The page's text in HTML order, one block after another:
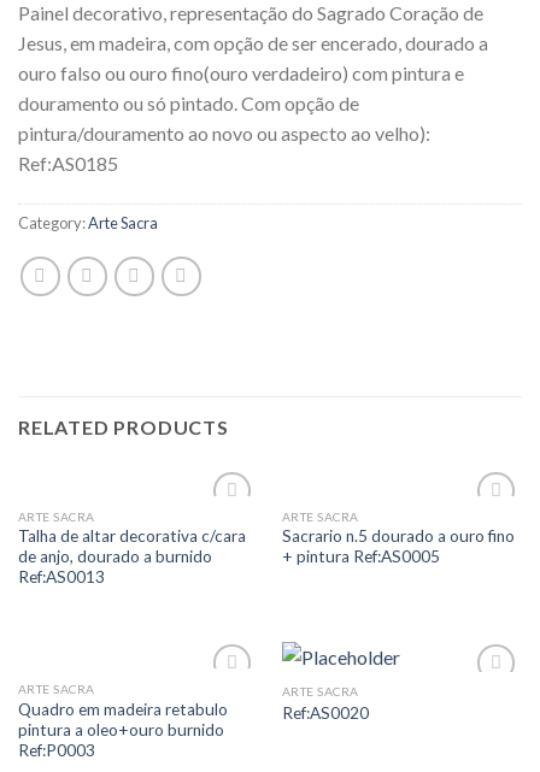
Painel decorativo, representação do Sagrado Coração de
Jesus, em madeira, com opção de ser encerado, dourado a
ouro falso ou ouro fino(ouro verdadeiro) com pintura e
douramento ou só pintado. Com opção de
pintura/douramento ao novo ou aspecto ao velho):
Ref:AS0185
Category:Arte Sacra
RELATED PRODUCTS
Add to
Wishlist
ARTE SACRA
Talha de altar decorativa c/cara
de anjo, dourado a burnido
Ref:AS0013
Add to
Wishlist
ARTE SACRA
Sacrario n.5 dourado a ouro fino
+ pintura Ref:AS0005
Wishlist
ARTE SACRA
Quadro em madeira retabulo
pintura a oleo+ouro burnido
Ref:P0003
ARTE SACRA
Ref:AS0020